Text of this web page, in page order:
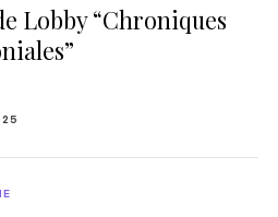
Lobby “Chroniques